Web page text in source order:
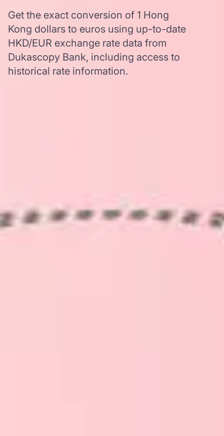
Get the exact conversion of 1 Hong
Kong dollars to euros using up-to-date
HKD/EUR exchange rate data from
Dukascopy Bank, including access to
historical rate information.